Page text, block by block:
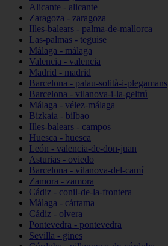
Alicante - alicante
Zaragoza - zaragoza
Illes-balears - palma-de-mallorca
Las-palmas - teguise
Málaga - málaga
Valencia - valencia
Madrid - madrid
Barcelona - palau-solità-i-plegamans
Barcelona - vilanova-i-la-geltrú
Málaga - vélez-málaga
Bizkaia - bilbao
Illes-balears - campos
Huesca - huesca
León - valencia-de-don-juan
Asturias - oviedo
Barcelona - vilanova-del-camí
Zamora - zamora
Cádiz - conil-de-la-frontera
Málaga - cártama
Cádiz - olvera
Pontevedra - pontevedra
Sevilla - gines